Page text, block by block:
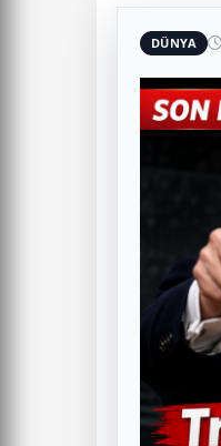
DÜNYA